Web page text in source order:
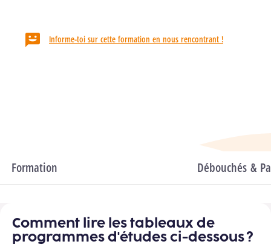
Informe-toi sur cette formation en nous rencontrant !
Formation Débouchés &
Comment lire les tableaux de
programmes d'études ci-dessous ?